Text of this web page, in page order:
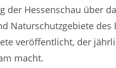
der Hessenschau über
Naturschutzgebiete
veröffentlicht, der
macht.